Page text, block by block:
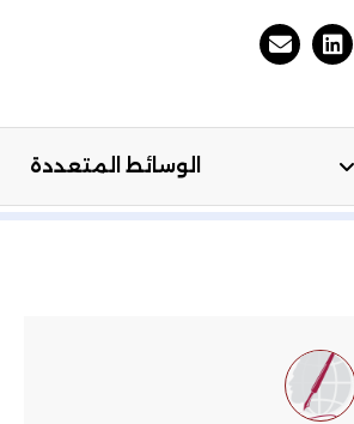
الوسائط المتعددة
الوسائط المتعددة